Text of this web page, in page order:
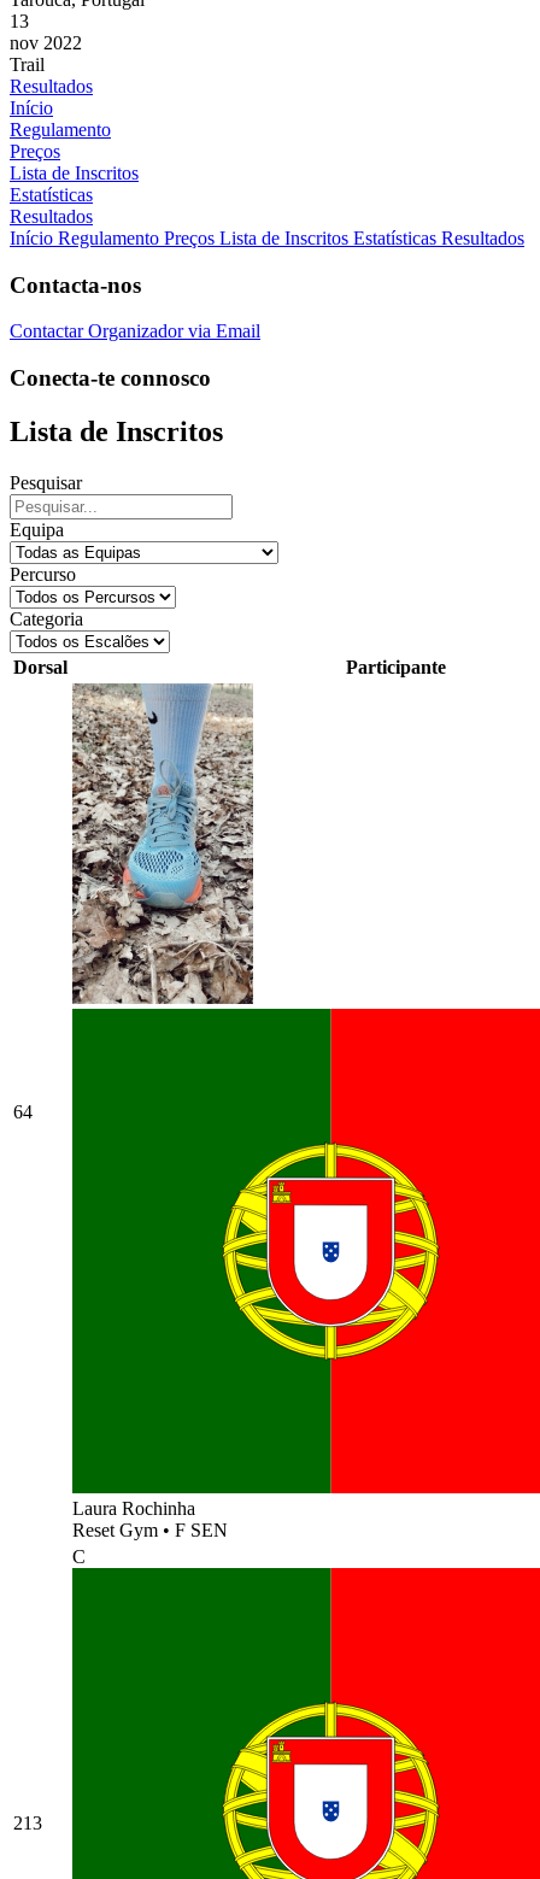
13
nov 2022
Trail
Resultados
Início
Regulamento
Preços
Lista de Inscritos
Estatísticas
Resultados
Início Regulamento Preços Lista de Inscritos Estatísticas Resultados
Contacta-nos
Contactar Organizador via Email
Conecta-te connosco
Lista de Inscritos
Pesquisar
Equipa
Percurso
Categoria
Dorsal Participante
64
Laura Rochinha
Reset Gym • F SEN
213
C